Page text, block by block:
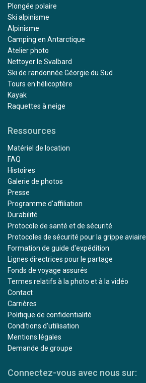
Plongée polaire
Ski alpinisme
Alpinisme
Camping en Antarctique
Atelier photo
Nettoyer le Svalbard
Ski de randonnée Géorgie du Sud
Tours en hélicoptère
Kayak
Raquettes à neige
Ressources
Matériel de location
FAQ
Histoires
Galerie de photos
Presse
Programme d'affiliation
Durabilité
Protocole de santé et de sécurité
Protocoles de sécurité pour la grippe aviaire
Formation de guide d'expédition
Lignes directrices pour le partage
Fonds de voyage assurés
Termes relatifs à la photo et à la vidéo
Contact
Carrières
Politique de confidentialité
Conditions d'utilisation
Mentions légales
Demande de groupe
Connectez-vous avec nous sur: